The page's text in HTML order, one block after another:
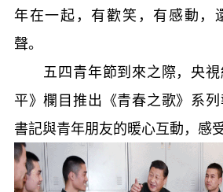
年在一起，有歡笑，有感動，
聲。
五四青年節到來之際，央視
平》欄目推出《青春之歌》系
書記與青年朋友的暖心互動，感